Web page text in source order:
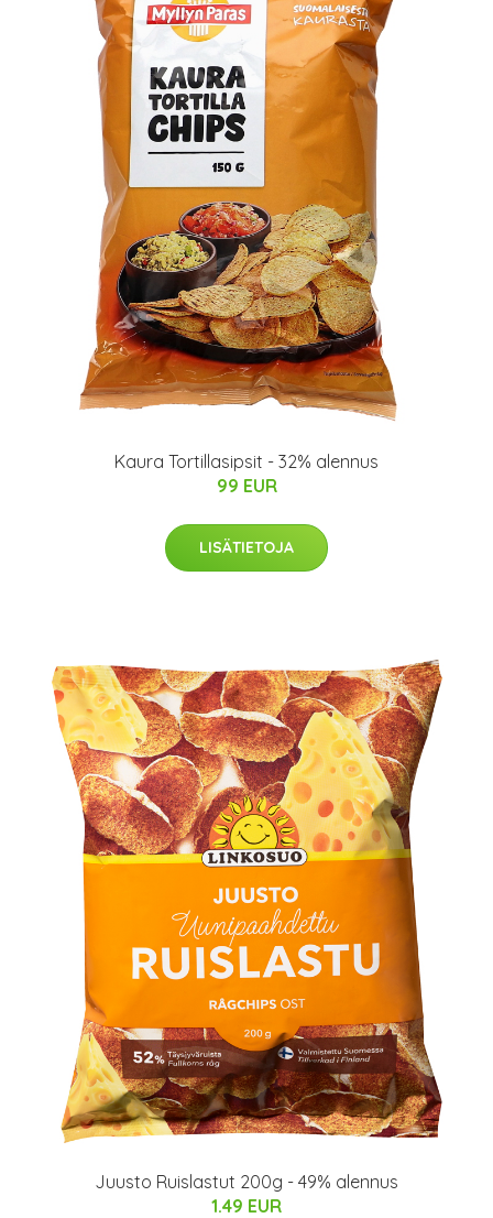
Kaura Tortillasipsit - 32% alennus
99 EUR
LISÄTIETOJA
Juusto Ruislastut 200g - 49% alennus
1.49 EUR